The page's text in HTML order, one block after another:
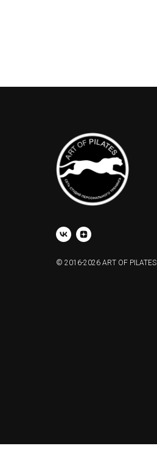
© 2016-2026 ART OF PILATES